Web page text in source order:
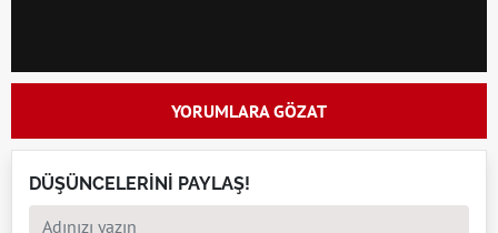
YORUMLARA GÖZAT
DÜŞÜNCELERİNİ PAYLAŞ!